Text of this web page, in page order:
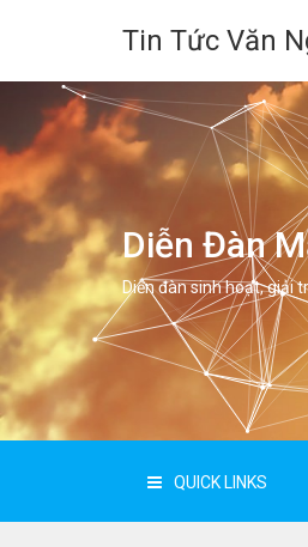
Tin Tức Văn
Diễn Đàn
Diễn đàn sinh hoạt, giải
QUICK LINKS